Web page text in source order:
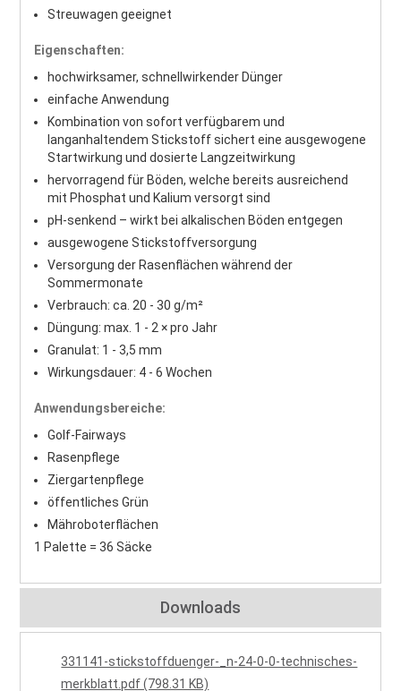
Streuwagen geeignet
Eigenschaften:
hochwirksamer, schnellwirkender Dünger
einfache Anwendung
Kombination von sofort verfügbarem und
langanhaltendem Stickstoff sichert eine ausgewogene
Startwirkung und dosierte Langzeitwirkung
hervorragend für Böden, welche bereits ausreichend
mit Phosphat und Kalium versorgt sind
pH-senkend – wirkt bei alkalischen Böden entgegen
ausgewogene Stickstoffversorgung
Versorgung der Rasenflächen während der
Sommermonate
Verbrauch: ca. 20 - 30 g/m²
Düngung: max. 1 - 2 × pro Jahr
Granulat: 1 - 3,5 mm
Wirkungsdauer: 4 - 6 Wochen
Anwendungsbereiche:
Golf-Fairways
Rasenpflege
Ziergartenpflege
öffentliches Grün
Mähroboterflächen
1 Palette = 36 Säcke
Downloads
331141-stickstoffduenger-_n-24-0-0-technisches-
merkblatt.pdf (798.31 KB)